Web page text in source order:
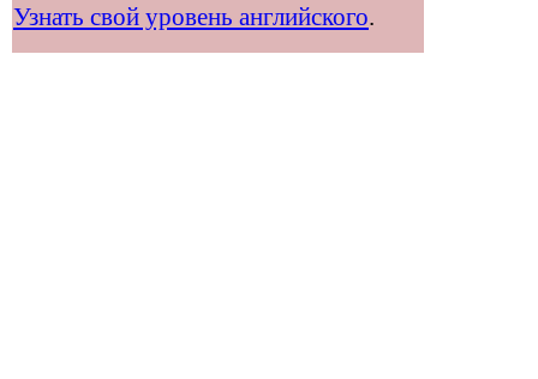
Узнать свой уровень английского.